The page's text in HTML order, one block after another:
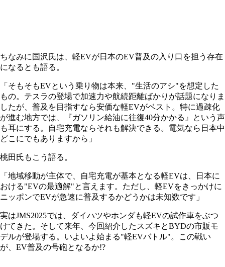
ちなみに国沢氏は、軽EVが日本のEV普及の入り口を担う存在
になるとも語る。
「そもそもEVという乗り物は本来、"生活のアシ"を想定した
もの。テスラの登場で加速力や航続距離ばかりが話題になりま
したが、普及を目指すなら安価な軽EVがベスト。特に過疎化
が進む地方では、『ガソリン給油に往復40分かかる』という声
も耳にする。自宅充電ならそれも解決できる。電気なら日本中
どこにでもありますから」
桃田氏もこう語る。
「地域移動が主体で、自宅充電が基本となる軽EVは、日本に
おける"EVの最適解"と言えます。ただし、軽EVをきっかけに
ニッポンでEVが急速に普及するかどうかは未知数です」
実はJMS2025では、ダイハツやホンダも軽EVの試作車をぶつ
けてきた。そして来年、今回紹介したスズキとBYDの市販モ
デルが登場する。いよいよ始まる"軽EVバトル"。この戦い
が、EV普及の号砲となるか!?